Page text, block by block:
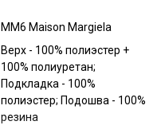
MM6 Maison Margiela
Верх - 100% полиэстер +
100% полиуретан;
Подкладка - 100%
полиэстер; Подошва - 100%
резина